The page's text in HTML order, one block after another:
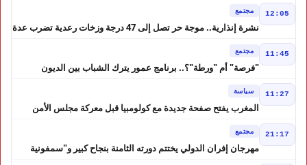
12:05 مجتمع
نشرة إنذارية.. موجة حر تصل إلى 47 درجة وزخات رعدية تضرب عدة
11:45 مجتمع
"فرصة" أم "ورطة"؟.. برنامج عمور يترك الشباب بين الديون
11:27 سياسة
المغرب يفتح صفحة جديدة مع كولومبيا قبل معركة مجلس الأمن
21:17 مجتمع
مهرجان إفران الدولي يختتم دورته الثامنة بنجاح كبير و"سمفونية